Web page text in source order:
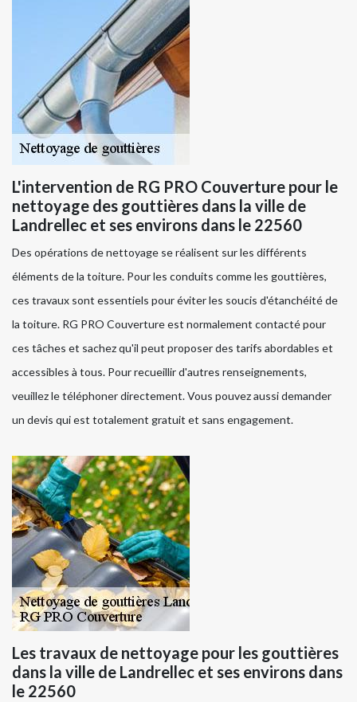
L'intervention de RG PRO Couverture pour le
nettoyage des gouttières dans la ville de
Landrellec et ses environs dans le 22560
Des opérations de nettoyage se réalisent sur les différents
éléments de la toiture. Pour les conduits comme les gouttières,
ces travaux sont essentiels pour éviter les soucis d'étanchéité de
la toiture. RG PRO Couverture est normalement contacté pour
ces tâches et sachez qu'il peut proposer des tarifs abordables et
accessibles à tous. Pour recueillir d'autres renseignements,
veuillez le téléphoner directement. Vous pouvez aussi demander
un devis qui est totalement gratuit et sans engagement.
Les travaux de nettoyage pour les gouttières
dans la ville de Landrellec et ses environs dans
le 22560